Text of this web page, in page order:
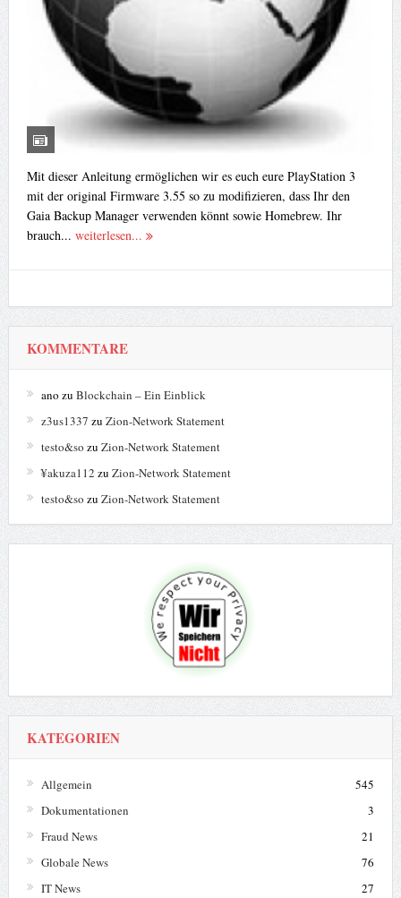
Mit dieser Anleitung ermöglichen wir es euch eure PlayStation 3
mit der original Firmware 3.55 so zu modifizieren, dass Ihr den
Gaia Backup Manager verwenden könnt sowie Homebrew. Ihr
brauch... weiterlesen...
KOMMENTARE
ano zu Blockchain – Ein Einblick
z3us1337 zu Zion-Network Statement
testo&so zu Zion-Network Statement
¥akuza112 zu Zion-Network Statement
testo&so zu Zion-Network Statement
KATEGORIEN
Allgemein
545
Dokumentationen
3
Fraud News
21
Globale News
76
IT News
27